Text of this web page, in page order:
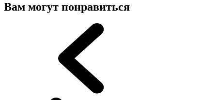
Вам могут понравиться